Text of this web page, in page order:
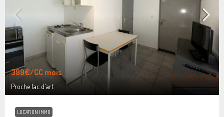
399€/CC mois
Proche fac d'art
LOCATION IMMO